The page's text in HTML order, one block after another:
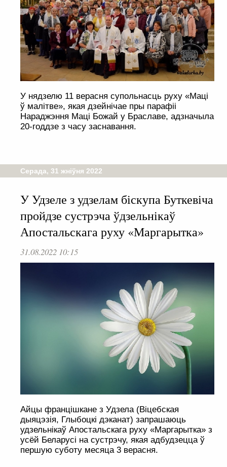
У нядзелю 11 верасня супольнасць руху «Маці
ў малітве», якая дзейнічае пры парафіі
Нараджэння Маці Божай у Браславе, адзначыла
20-годдзе з часу заснавання.
Серада, 31 жніўня 2022
У Удзеле з удзелам біскупа Буткевіча
пройдзе сустрэча ўдзельнікаў
Апостальскага руху «Маргарытка»
31.08.2022 10:15
Айцы францішкане з Удзела (Віцебская
дыяцэзія, Глыбоцкі дэканат) запрашаюць
удзельнікаў Апостальскага руху «Маргарытка» з
усёй Беларусі на сустрэчу, якая адбудзецца ў
першую суботу месяца 3 верасня.